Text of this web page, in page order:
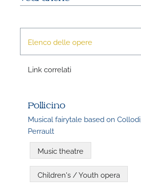
Elenco delle opere
Link correlati
Pollicino
Musical fairytale based on
Perrault
Music theatre
Children's / Youth opera